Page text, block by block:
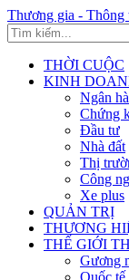
Thương gia - Thông
THỜI CUỘC
KINH
Ngân
Chứng
Đầu tư
Nhà đất
Thị
Công
Xe plus
QUẢN TRỊ
THƯƠNG
THẾ GIỚI
Gương
Quốc tế